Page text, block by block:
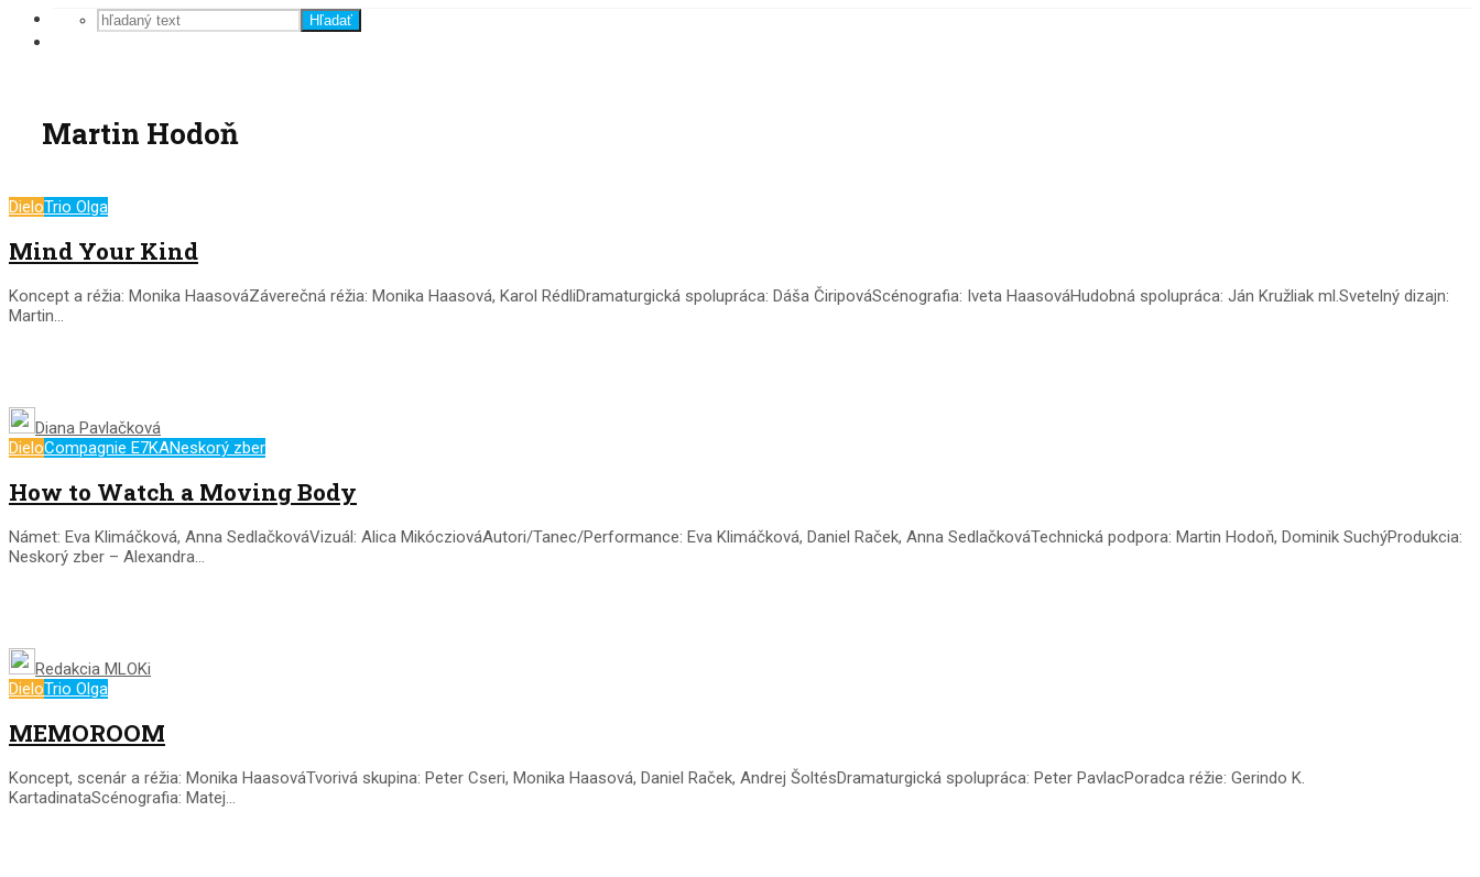
Hľadať
Martin Hodoň
DieloTrio Olga
Mind Your Kind
Koncept a réžia: Monika HaasováZáverečná réžia: Monika Haasová, Karol RédliDramaturgická spolupráca: Dáša ČiripováScénografia: Iveta HaasováHudobná spolupráca: Ján Kružliak ml.Svetelný dizajn:
Martin...
Diana Pavlačková
DieloCompagnie E7KANeskorý zber
How to Watch a Moving Body
Námet: Eva Klimáčková, Anna SedlačkováVizuál: Alica MikócziováAutori/Tanec/Performance: Eva Klimáčková, Daniel Raček, Anna SedlačkováTechnická podpora: Martin Hodoň, Dominik SuchýProdukcia:
Neskorý zber – Alexandra...
Redakcia MLOKi
DieloTrio Olga
MEMOROOM
Koncept, scenár a réžia: Monika HaasováTvorivá skupina: Peter Cseri, Monika Haasová, Daniel Raček, Andrej ŠoltésDramaturgická spolupráca: Peter PavlacPoradca réžie: Gerindo K.
KartadinataScénografia: Matej...